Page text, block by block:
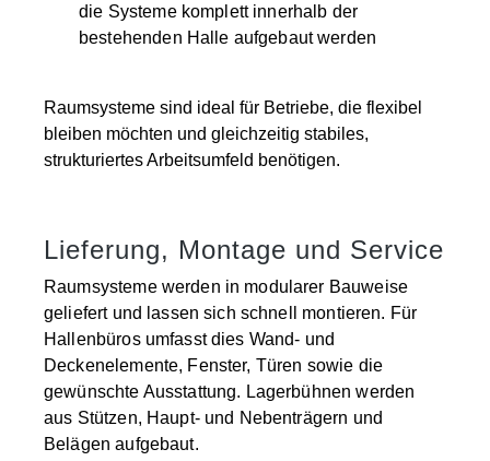
die Systeme komplett innerhalb der
bestehenden Halle aufgebaut werden
Raumsysteme sind ideal für Betriebe, die flexibel
bleiben möchten und gleichzeitig stabiles,
strukturiertes Arbeitsumfeld benötigen.
Lieferung, Montage und Service
Raumsysteme werden in modularer Bauweise
geliefert und lassen sich schnell montieren. Für
Hallenbüros umfasst dies Wand- und
Deckenelemente, Fenster, Türen sowie die
gewünschte Ausstattung. Lagerbühnen werden
aus Stützen, Haupt- und Nebenträgern und
Belägen aufgebaut.